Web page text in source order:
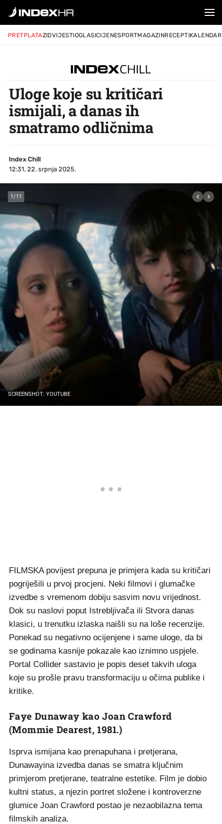
PRETPLATAZIDVIJESTIOGLASICIJENESPORTMAGAZINRECEPTIKALENDAR
Uloge koje su kritičari
ismijali, a danas ih
smatramo odličnima
Index Chill
12:31, 22. srpnja 2025.
1/11
SCREENSHOT: YOUTUBE
FILMSKA povijest prepuna je primjera kada su kritičari
pogriješili u prvoj procjeni. Neki filmovi i glumačke
izvedbe s vremenom dobiju sasvim novu vrijednost.
Dok su naslovi poput Istrebljivača ili Stvora danas
klasici, u trenutku izlaska naišli su na loše recenzije.
Ponekad su negativno ocijenjene i same uloge, da bi
se godinama kasnije pokazale kao iznimno uspjele.
Portal Collider sastavio je popis deset takvih uloga
koje su prošle pravu transformaciju u očima publike i
kritike.
Faye Dunaway kao Joan Crawford
(Mommie Dearest, 1981.)
Isprva ismijana kao prenapuhana i pretjerana,
Dunawayina izvedba danas se smatra ključnim
primjerom pretjerane, teatralne estetike. Film je dobio
kultni status, a njezin portret složene i kontroverzne
glumice Joan Crawford postao je nezaobilazna tema
filmskih analiza.